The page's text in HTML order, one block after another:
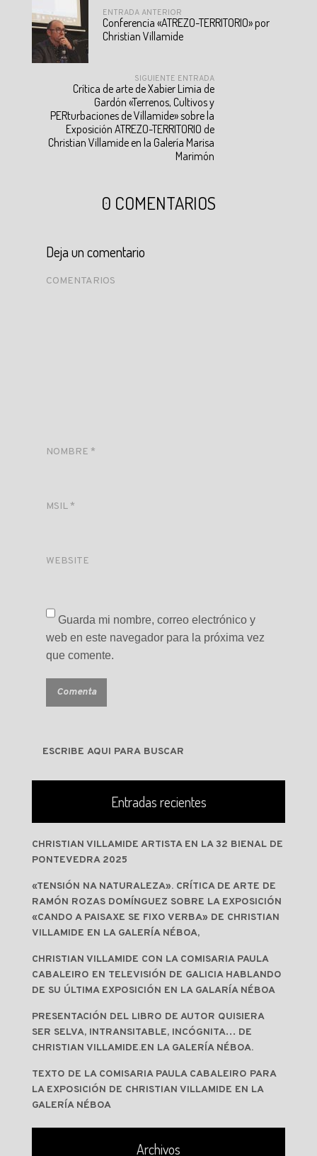
ENTRADA ANTERIOR
Conferencia «ATREZO-TERRITORIO» por
Christian Villamide
SIGUIENTE ENTRADA
Crítica de arte de Xabier Limia de
Gardón «Terrenos, Cultivos y
PERturbaciones de Villamide» sobre la
Exposición ATREZO-TERRITORIO de
Christian Villamide en la Galería Marisa
Marimón
0 COMENTARIOS
Deja un comentario
COMENTARIOS
NOMBRE *
MSIL *
WEBSITE
Guarda mi nombre, correo electrónico y
web en este navegador para la próxima vez
que comente.
Entradas recientes
CHRISTIAN VILLAMIDE ARTISTA EN LA 32 BIENAL DE
PONTEVEDRA 2025
«TENSIÓN NA NATURALEZA». CRÍTICA DE ARTE DE
RAMÓN ROZAS DOMÍNGUEZ SOBRE LA EXPOSICIÓN
«CANDO A PAISAXE SE FIXO VERBA» DE CHRISTIAN
VILLAMIDE EN LA GALERÍA NÉBOA,
CHRISTIAN VILLAMIDE CON LA COMISARIA PAULA
CABALEIRO EN TELEVISIÓN DE GALICIA HABLANDO
DE SU ÚLTIMA EXPOSICIÓN EN LA GALARÍA NÉBOA
PRESENTACIÓN DEL LIBRO DE AUTOR QUISIERA
SER SELVA, INTRANSITABLE, INCÓGNITA… DE
CHRISTIAN VILLAMIDE.EN LA GALERÍA NÉBOA.
TEXTO DE LA COMISARIA PAULA CABALEIRO PARA
LA EXPOSICIÓN DE CHRISTIAN VILLAMIDE EN LA
GALERÍA NÉBOA
Archivos